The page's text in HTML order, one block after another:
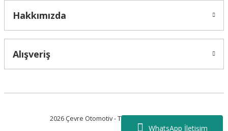
WhatsApp İletişim
Hakkımızda
Alışveriş
2026 Çevre Otomotiv - Tüm Hakları Saklıdır.